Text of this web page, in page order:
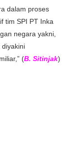
dalam proses
tim SPI PT Inka
negara yakni,
(B. Sitinjak)